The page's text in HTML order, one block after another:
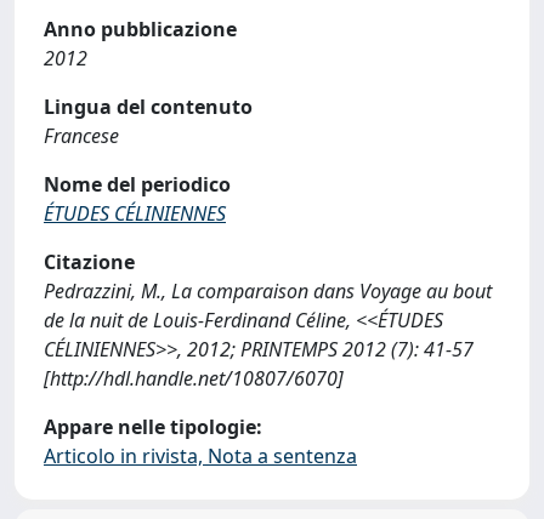
Anno pubblicazione
2012
Lingua del contenuto
Francese
Nome del periodico
ÉTUDES CÉLINIENNES
Citazione
Pedrazzini, M., La comparaison dans Voyage au bout
de la nuit de Louis-Ferdinand Céline, <<ÉTUDES
CÉLINIENNES>>, 2012; PRINTEMPS 2012 (7): 41-57
[http://hdl.handle.net/10807/6070]
Appare nelle tipologie:
Articolo in rivista, Nota a sentenza